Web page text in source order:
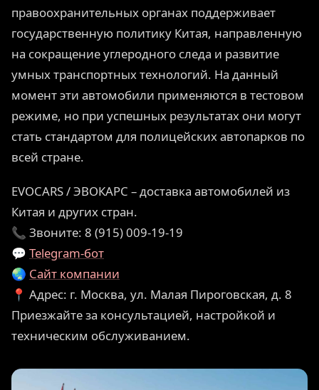
правоохранительных органах поддерживает
государственную политику Китая, направленную
на сокращение углеродного следа и развитие
умных транспортных технологий. На данный
момент эти автомобили применяются в тестовом
режиме, но при успешных результатах они могут
стать стандартом для полицейских автопарков по
всей стране.
EVOCARS / ЭВОКАРС – доставка автомобилей из
Китая и других стран.
📞 Звоните: 8 (915) 009-19-19
💬 Telegram-бот
🌏 Сайт компании
📍 Адрес: г. Москва, ул. Малая Пироговская, д. 8
Приезжайте за консультацией, настройкой и
техническим обслуживанием.